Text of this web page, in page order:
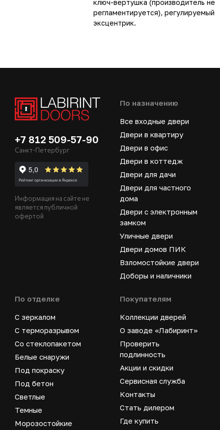
ключ-вертушка (производитель не
регламентируется), регулируемый
эксцентрик.
+7 812 509-57-90
Санкт-Петербург
Информация на сайте не
является публичной
офертой
По назначению
Все входные двери
Двери в квартиру
Двери в офис
Двери в коттедж
Двери для дачи
Двери для частного
дома
Двери с электронным
замком
Уличные двери
Двери домов ПИК
Взломостойкие двери
Доборы и наличники
По отделке
С зеркалом
С терморазрывом
Со стеклопакетом
Белые снаружи
Под покраску
Под бетон
Светлые
Темные
Морозостойкие
Покупателям
Коллекции дверей
О заводе «Лабиринт»
Проверить
подлинность
Акции и скидки
Сервисная служба
Контакты
Стать дилером
Где купить